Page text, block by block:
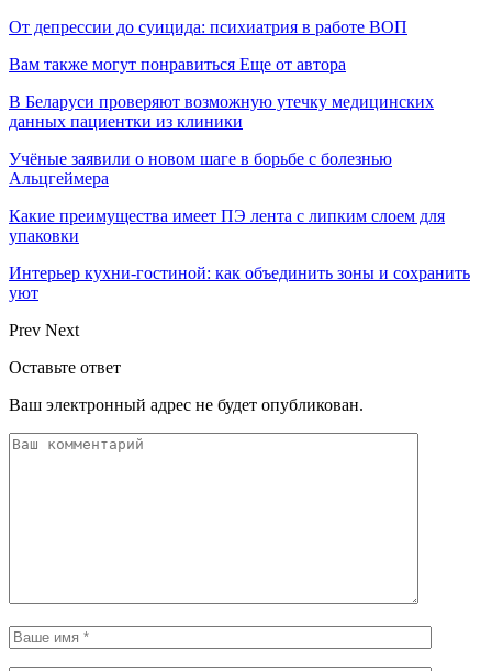
От депрессии до суицида: психиатрия в работе ВОП
Вам также могут понравиться Еще от автора
В Беларуси проверяют возможную утечку медицинских
данных пациентки из клиники
Учёные заявили о новом шаге в борьбе с болезнью
Альцгеймера
Какие преимущества имеет ПЭ лента с липким слоем для
упаковки
Интерьер кухни-гостиной: как объединить зоны и сохранить
уют
Prev Next
Оставьте ответ
Ваш электронный адрес не будет опубликован.